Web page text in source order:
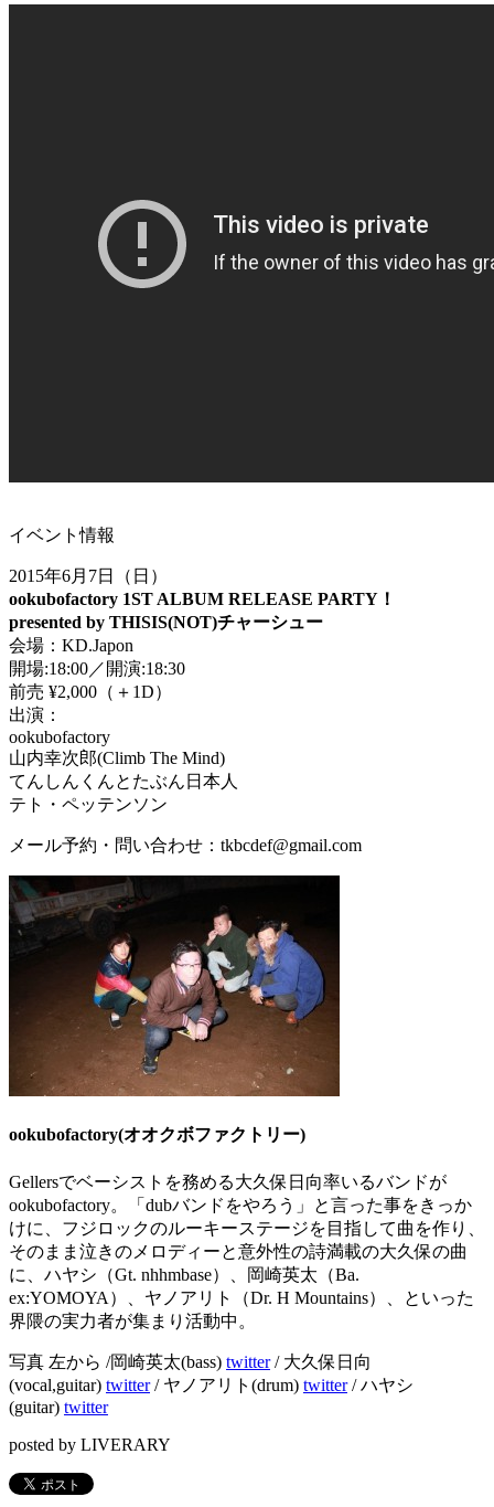
イベント情報
2015年6月7日（日）
ookubofactory 1ST ALBUM RELEASE PARTY！
presented by THISIS(NOT)チャーシュー
会場：KD.Japon
開場:18:00／開演:18:30
前売 ¥2,000（＋1D）
出演：
ookubofactory
山内幸次郎(Climb The Mind)
てんしんくんとたぶん日本人
テト・ペッテンソン
メール予約・問い合わせ：tkbcdef@gmail.com
ookubofactory(オオクボファクトリー)
Gellersでベーシストを務める大久保日向率いるバンドが
ookubofactory。「dubバンドをやろう」と言った事をきっか
けに、フジロックのルーキーステージを目指して曲を作り、
そのまま泣きのメロディーと意外性の詩満載の大久保の曲
に、ハヤシ（Gt. nhhmbase）、岡崎英太（Ba.
ex:YOMOYA）、ヤノアリト（Dr. H Mountains）、といった
界隈の実力者が集まり活動中。
写真 左から /岡崎英太(bass) twitter/ 大久保日向
(vocal,guitar) twitter/ ヤノアリト(drum) twitter/ ハヤシ
(guitar) twitter
posted by LIVERARY